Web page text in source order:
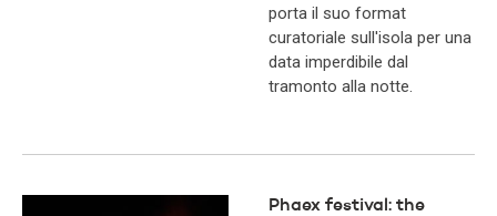
porta il suo format
curatoriale sull'isola per una
data imperdibile dal
tramonto alla notte.
Phaex festival: the